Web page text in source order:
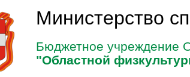
Министерство
Бюджетное учреждение
"Областной